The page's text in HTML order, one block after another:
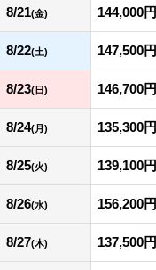
8/21(金) 144,000円
8/22(土) 147,500円
8/23(日) 146,700円
8/24(月) 135,300円
8/25(火) 139,100円
8/26(水) 156,200円
8/27(木) 137,500円